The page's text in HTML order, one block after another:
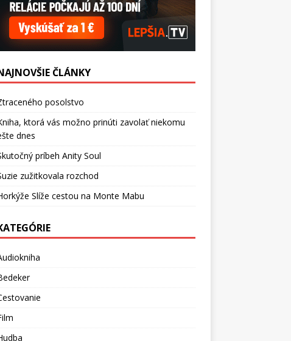
ČLÁNKY
posolstvo
ktorá vás možno prinúti zavolať niekomu
dnes
príbeh Anity Soul
zužitkovala rozchod
Slíže cestou na Monte Mabu